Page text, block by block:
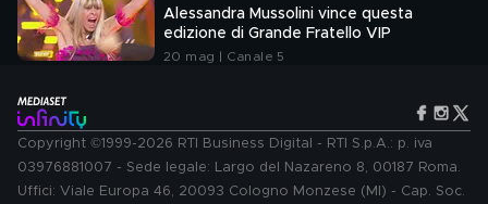
Alessandra Mussolini vince questa
edizione di Grande Fratello VIP
20 mag | Canale 5
Copyright ©1999-2026 RTI Business Digital - RTI S.p.A.: p. iva
03976881007 - Sede legale: Largo del Nazareno 8, 00187 Roma.
Uffici: Viale Europa 46, 20093 Cologno Monzese (MI) - Cap. Soc.